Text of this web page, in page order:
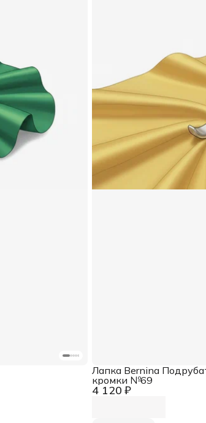
4 120 ₽
Лапка Bernina
кромки №69